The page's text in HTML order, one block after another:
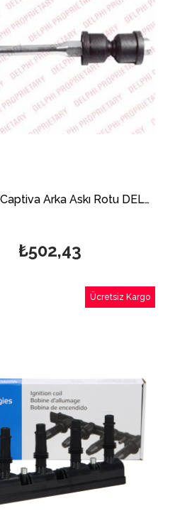
Chevrolet Captiva Arka Askı Rotu DELPHİ
₺502,43
Ücretsiz Kargo